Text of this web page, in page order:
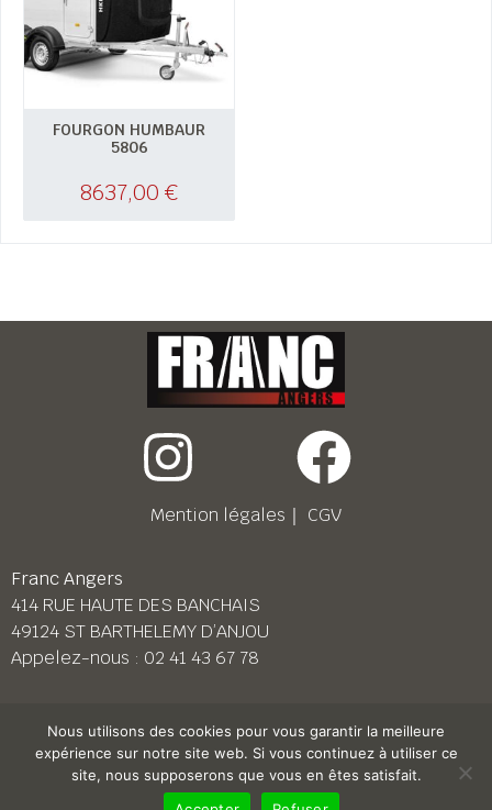
FOURGON HUMBAUR
5806
8637,00 €
Mention légales ｜ CGV
Franc Angers
414 RUE HAUTE DES BANCHAIS
49124 ST BARTHELEMY D’ANJOU
Appelez-nous : 02 41 43 67 78
Franc Le Mans
158 BD PIERRE LEFAUCHEUX
72230 ARNAGE
02 43 87 38 08
Nous utilisons des cookies pour vous garantir la meilleure
expérience sur notre site web. Si vous continuez à utiliser ce
site, nous supposerons que vous en êtes satisfait.